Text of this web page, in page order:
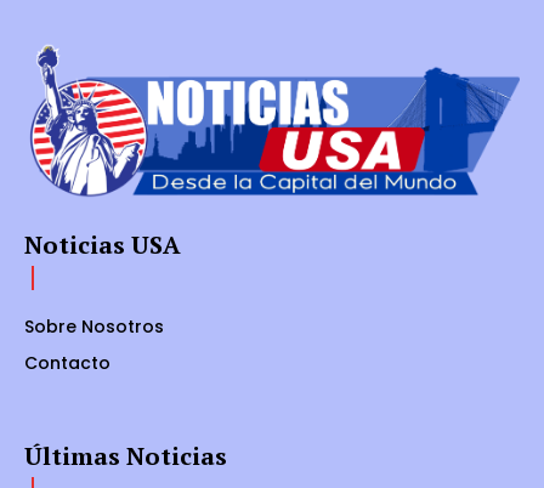
Noticias USA
Sobre Nosotros
Contacto
Últimas Noticias